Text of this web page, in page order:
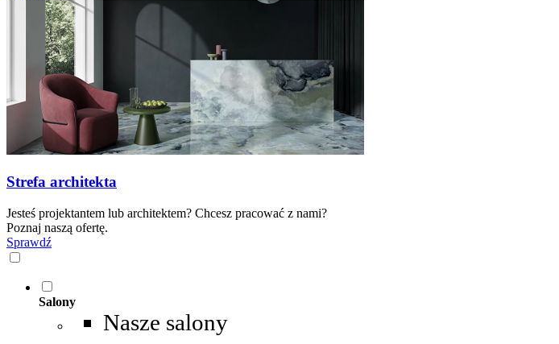
Strefa architekta
Jesteś projektantem lub architektem? Chcesz pracować z nami?
Poznaj naszą ofertę.
Sprawdź
Salony
Nasze salony